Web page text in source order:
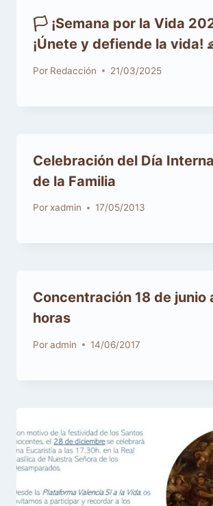
🏳️ ¡Semana por la Vida
¡Únete y defiende la vida!
Por Redacción 21/03/2025
Celebración del Día
Por xadmin 17/05/2013
Concentración 18 de junio
horas
Poradmin 14/06/2017